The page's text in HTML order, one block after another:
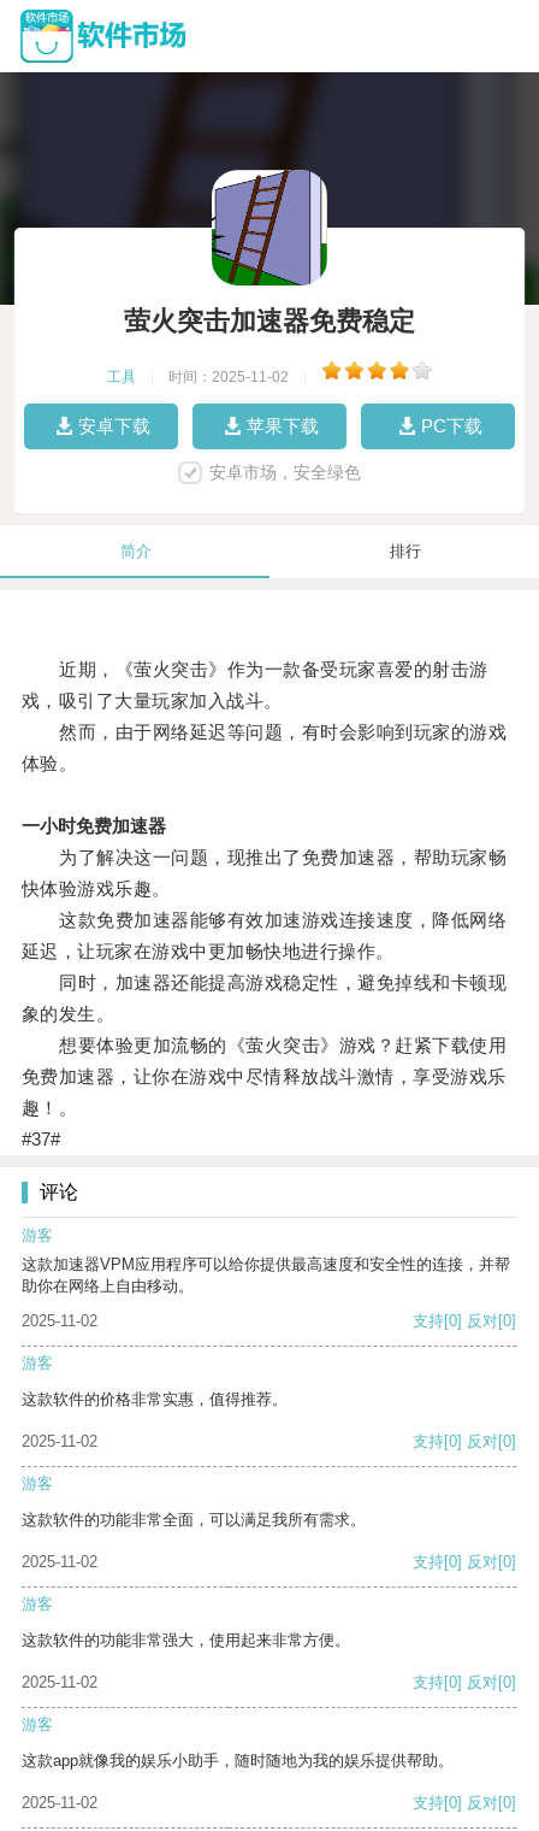
萤火突击加速器免费稳定
工具 时间：2025-11-02
安卓下载 苹果下载 PC下载
安卓市场，安全绿色
简介 排行
近期，《萤火突击》作为一款备受玩家喜爱的射击游
戏，吸引了大量玩家加入战斗。
然而，由于网络延迟等问题，有时会影响到玩家的游戏
体验。
一小时免费加速器
为了解决这一问题，现推出了免费加速器，帮助玩家畅
快体验游戏乐趣。
这款免费加速器能够有效加速游戏连接速度，降低网络
延迟，让玩家在游戏中更加畅快地进行操作。
同时，加速器还能提高游戏稳定性，避免掉线和卡顿现
象的发生。
想要体验更加流畅的《萤火突击》游戏？赶紧下载使用
免费加速器，让你在游戏中尽情释放战斗激情，享受游戏乐
趣！。
#37#
评论
游客
这款加速器VPM应用程序可以给你提供最高速度和安全性的连接，并帮
助你在网络上自由移动。
2025-11-02
支持[0] 反对[0]
游客
这款软件的价格非常实惠，值得推荐。
2025-11-02 支持[0] 反对[0]
游客
这款软件的功能非常全面，可以满足我所有需求。
2025-11-02 支持[0] 反对[0]
游客
这款软件的功能非常强大，使用起来非常方便。
2025-11-02 支持[0] 反对[0]
游客
这款app就像我的娱乐小助手，随时随地为我的娱乐提供帮助。
2025-11-02 支持[0] 反对[0]